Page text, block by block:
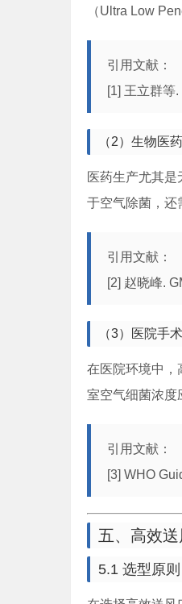
（Ultra Low
引用文献：
[1] 王立群等
（2）生物医
医药生产尤其
于空气除菌，还
引用文献：
[2] 赵晓峰.
（3）医院手
在医院环境中，
室空气细菌浓度
引用文献：
[3] WHO
五、高效
5.1 选型原则